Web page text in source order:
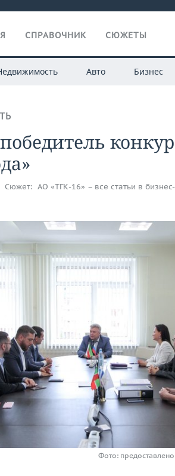
СПРАВОЧНИК СЮЖЕТЫ
Авто Бизнес
Сюжет: АО «ТГК-16» – все статьи в
Фото: